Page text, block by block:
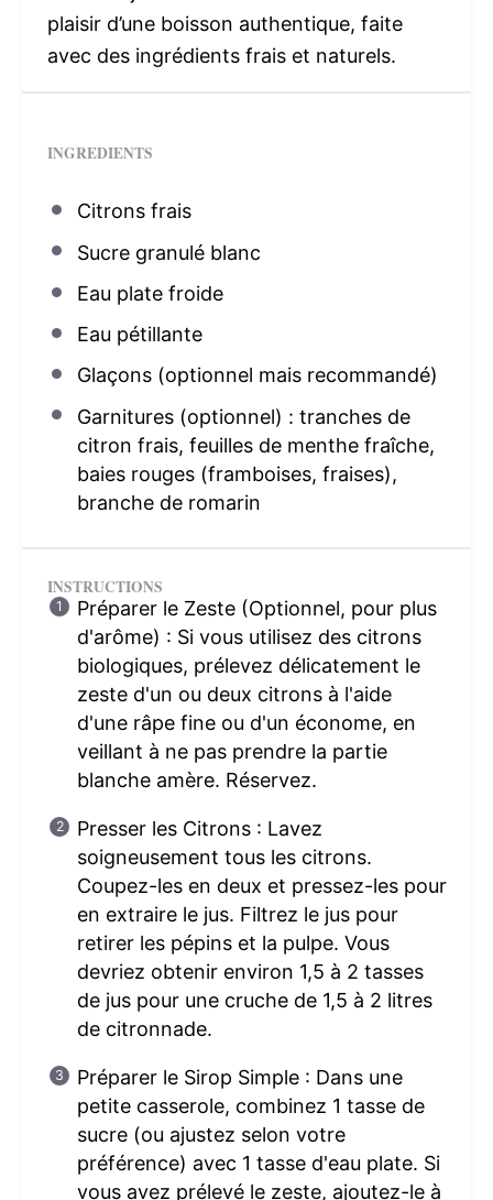
plaisir d’une boisson authentique, faite
avec des ingrédients frais et naturels.
INGREDIENTS
Citrons frais
Sucre granulé blanc
Eau plate froide
Eau pétillante
Glaçons (optionnel mais recommandé)
Garnitures (optionnel) : tranches de
citron frais, feuilles de menthe fraîche,
baies rouges (framboises, fraises),
branche de romarin
INSTRUCTIONS
Préparer le Zeste (Optionnel, pour plus
d'arôme) : Si vous utilisez des citrons
biologiques, prélevez délicatement le
zeste d'un ou deux citrons à l'aide
d'une râpe fine ou d'un économe, en
veillant à ne pas prendre la partie
blanche amère. Réservez.
Presser les Citrons : Lavez
soigneusement tous les citrons.
Coupez-les en deux et pressez-les pour
en extraire le jus. Filtrez le jus pour
retirer les pépins et la pulpe. Vous
devriez obtenir environ 1,5 à 2 tasses
de jus pour une cruche de 1,5 à 2 litres
de citronnade.
Préparer le Sirop Simple : Dans une
petite casserole, combinez 1 tasse de
sucre (ou ajustez selon votre
préférence) avec 1 tasse d'eau plate. Si
vous avez prélevé le zeste, ajoutez-le à